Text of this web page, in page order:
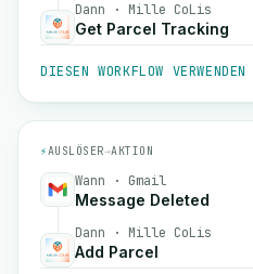
Dann · Mille CoLis
Get Parcel Tracking
DIESEN WORKFLOW VERWENDEN
⚡AUSLÖSER→AKTION
Wann · Gmail
Message Deleted
Dann · Mille CoLis
Add Parcel